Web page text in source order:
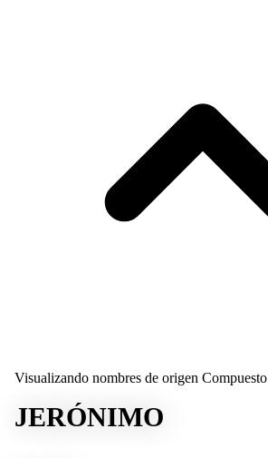
Visualizando nombres de origen Compuesto
JERÓNIMO